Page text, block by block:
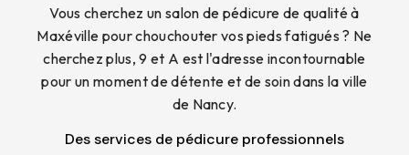
Vous cherchez un salon de pédicure de qualité à
Maxéville pour chouchouter vos pieds fatigués ? Ne
cherchez plus, 9 et A est l'adresse incontournable
pour un moment de détente et de soin dans la ville
de Nancy.
Des services de pédicure professionnels